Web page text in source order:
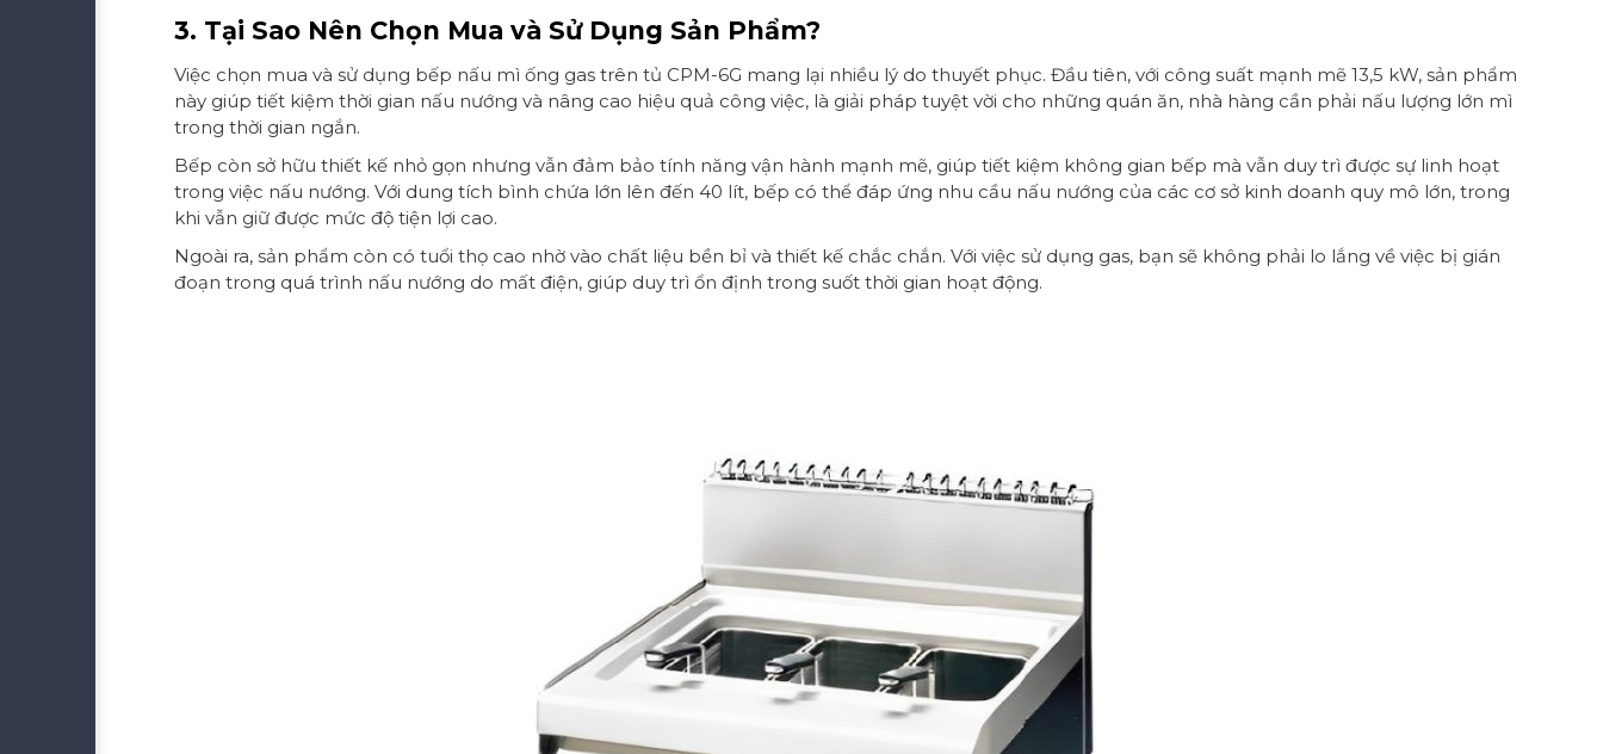
3. Tại Sao Nên Chọn Mua và Sử Dụng Sản Phẩm?
Việc chọn mua và sử dụng bếp nấu mì ống gas trên tủ CPM-6G mang lại nhiều lý do thuyết phục. Đầu tiên, với công suất mạnh mẽ 13,5 kW, sản phẩm
này giúp tiết kiệm thời gian nấu nướng và nâng cao hiệu quả công việc, là giải pháp tuyệt vời cho những quán ăn, nhà hàng cần phải nấu lượng lớn mì
trong thời gian ngắn.
Bếp còn sở hữu thiết kế nhỏ gọn nhưng vẫn đảm bảo tính năng vận hành mạnh mẽ, giúp tiết kiệm không gian bếp mà vẫn duy trì được sự linh hoạt
trong việc nấu nướng. Với dung tích bình chứa lớn lên đến 40 lít, bếp có thể đáp ứng nhu cầu nấu nướng của các cơ sở kinh doanh quy mô lớn, trong
khi vẫn giữ được mức độ tiện lợi cao.
Ngoài ra, sản phẩm còn có tuổi thọ cao nhờ vào chất liệu bền bỉ và thiết kế chắc chắn. Với việc sử dụng gas, bạn sẽ không phải lo lắng về việc bị gián
đoạn trong quá trình nấu nướng do mất điện, giúp duy trì ổn định trong suốt thời gian hoạt động.